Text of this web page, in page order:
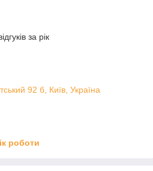
за рік
92 б, Київ, Україна
роботи